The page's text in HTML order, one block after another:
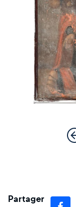
Partager